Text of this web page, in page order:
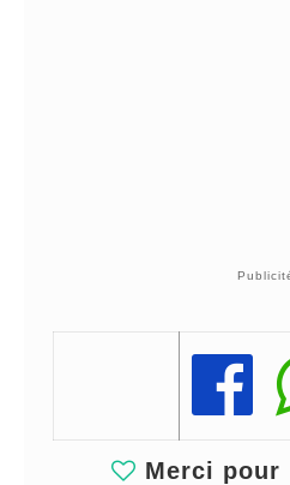
Merci pour